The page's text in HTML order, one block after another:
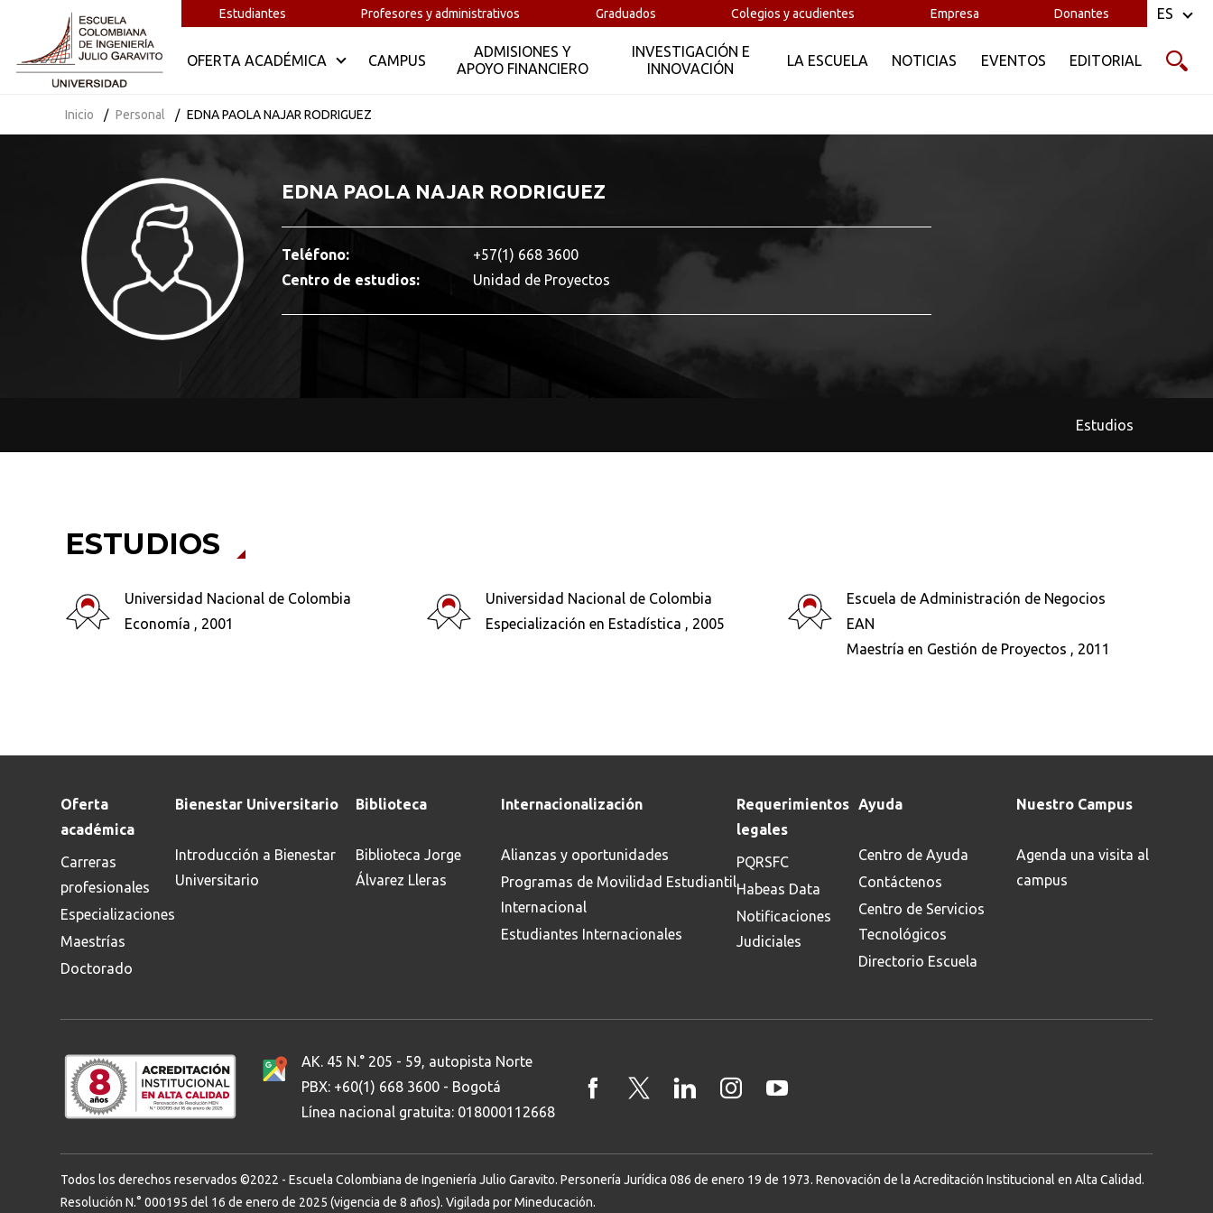
Estudiantes Profesores y administrativos Graduados Colegios y acudientes Empresa Donantes
OFERTA ACADÉMICA CAMPUS
ADMISIONES Y
APOYO FINANCIERO
INVESTIGACIÓN E
INNOVACIÓN
LA ESCUELA NOTICIAS EVENTOS EDITORIAL
ES
Inicio Personal EDNA PAOLA NAJAR RODRIGUEZ
EDNA PAOLA NAJAR RODRIGUEZ
Teléfono:
+57(1) 668 3600
Centro de estudios:
Unidad de Proyectos
Estudios
ESTUDIOS
Universidad Nacional de Colombia
Economía , 2001
Universidad Nacional de Colombia
Especialización en Estadística , 2005
Escuela de Administración de Negocios
EAN
Maestría en Gestión de Proyectos , 2011
¿Qué buscas? Buscar en: *
Oferta
académica
Carreras
profesionales
Especializaciones
Maestrías
Doctorado
Bienestar Universitario
Introducción a Bienestar
Universitario
Biblioteca
Biblioteca Jorge
Álvarez Lleras
Internacionalización
Alianzas y oportunidades
Programas de Movilidad Estudiantil
Internacional
Estudiantes Internacionales
Requerimientos
legales
PQRSFC
Habeas Data
Notificaciones
Judiciales
Ayuda
Centro de Ayuda
Contáctenos
Centro de Servicios
Tecnológicos
Directorio Escuela
Nuestro Campus
Agenda una visita al
campus
AK. 45 N.° 205 - 59, autopista Norte
PBX: +60(1) 668 3600 - Bogotá
Línea nacional gratuita: 018000112668
Todos los derechos reservados ©2022 - Escuela Colombiana de Ingeniería Julio Garavito. Personería Jurídica 086 de enero 19 de 1973. Renovación de la Acreditación Institucional en Alta Calidad.
Resolución N.° 000195 del 16 de enero de 2025 (vigencia de 8 años). Vigilada por Mineducación.